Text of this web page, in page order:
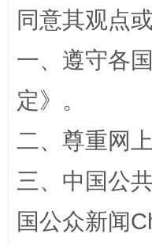
全民健身五年计划
阿坝州三大球赛
同意其观点
一、遵守各
定》。
二、尊重网
三、中国公
国公众新闻